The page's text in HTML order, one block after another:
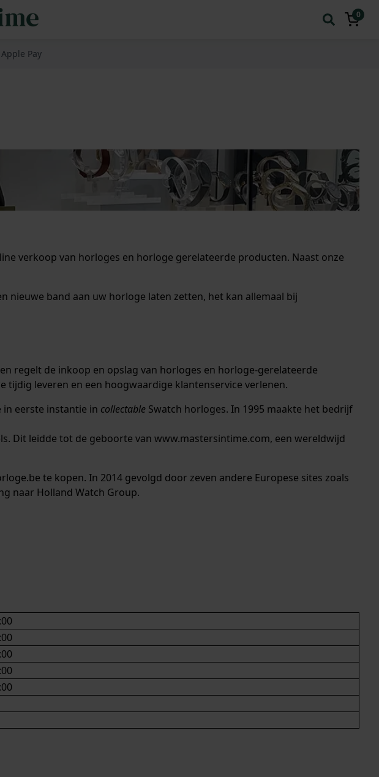
0
Pay
verkoop van horloges en horloge gerelateerde producten. Naast onze
nieuwe band aan uw horloge laten zetten, het kan allemaal bij
regelt de inkoop en opslag van horloges en horloge-gerelateerde
leveren en een hoogwaardige klantenservice verlenen.
in eerste instantie in collectable Swatch horloges. In 1995 maakte het bedrijf
Dit leidde tot de geboorte van www.mastersintime.com, een wereldwijd
te kopen. In 2014 gevolgd door zeven andere Europese sites zoals
naar Holland Watch Group.